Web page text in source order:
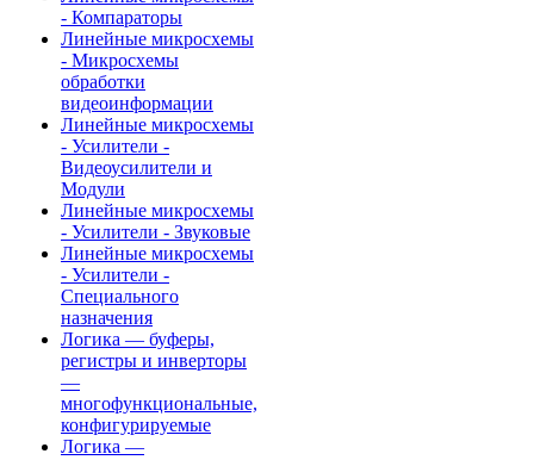
- Компараторы
Линейные микросхемы
- Микросхемы
обработки
видеоинформации
Линейные микросхемы
- Усилители -
Видеоусилители и
Модули
Линейные микросхемы
- Усилители - Звуковые
Линейные микросхемы
- Усилители -
Специального
назначения
Логика — буферы,
регистры и инверторы
—
многофункциональные,
конфигурируемые
Логика —